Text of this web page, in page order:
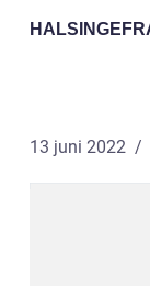
13 juni 2022